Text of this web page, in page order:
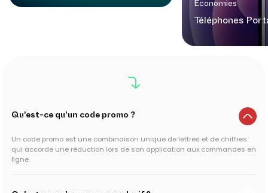
Économies
Téléphones
Qu'est-ce qu'un code promo ?
Un code promo est une combinaison unique de lettres et de chiffres
qui accorde une réduction lors de son application aux commandes en
ligne.